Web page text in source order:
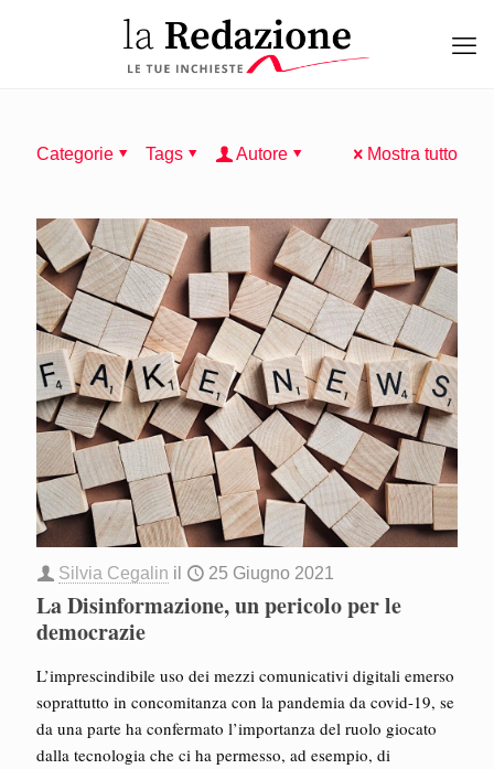
Categorie Tags Autore Mostra tutto
Silvia Cegalin il 25 Giugno 2021
La Disinformazione, un pericolo per le
democrazie
L’imprescindibile uso dei mezzi comunicativi digitali emerso
soprattutto in concomitanza con la pandemia da covid-19, se
da una parte ha confermato l’importanza del ruolo giocato
dalla tecnologia che ci ha permesso, ad esempio, di